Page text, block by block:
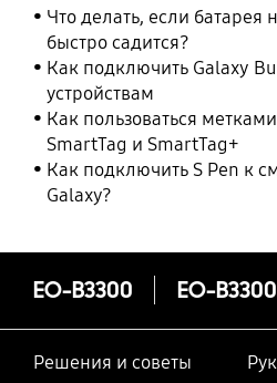
Что делать, если батарея
быстро садится?
Как подключить Galaxy
устройствам
Как пользоваться
SmartTag и SmartTag+
Как подключить S Pen к
Galaxy?
EO-B3300 EO-B3300
Решения и советы